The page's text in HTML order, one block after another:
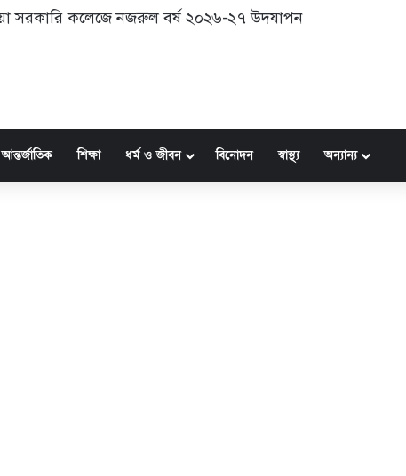
সরকারি কলেজে নজরুল বর্ষ ২০২৬-২৭ উদযাপন
আন্তর্জাতিক শিক্ষা ধর্ম ও জীবন বিনোদন স্বাস্থ্য অন্যান্য